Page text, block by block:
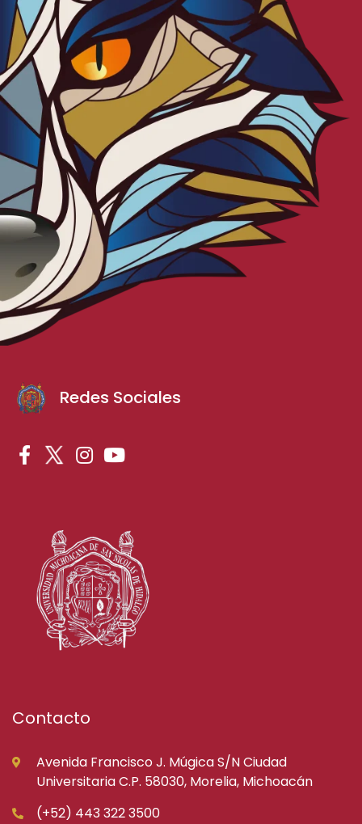
Redes Sociales
Contacto
Avenida Francisco J. Múgica S/N Ciudad
Universitaria C.P. 58030, Morelia, Michoacán
(+52) 443 322 3500